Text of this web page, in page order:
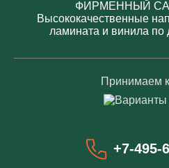
ФИРМЕННЫЙ
Высококачественные
ламината и винила
Принимаем
+7-495-